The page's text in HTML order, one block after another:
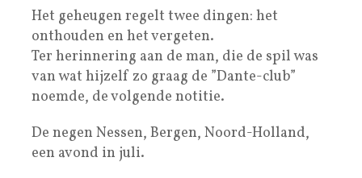
Het geheugen regelt twee dingen: het
onthouden en het vergeten.
Ter herinnering aan de man, die de spil was
van wat hijzelf zo graag de ”Dante-club”
noemde, de volgende notitie.
De negen Nessen, Bergen, Noord-Holland,
een avond in juli.